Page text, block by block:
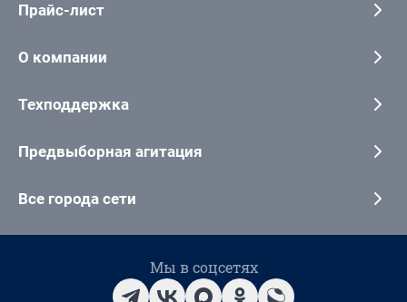
Прайс-лист
О компании
Техподдержка
Предвыборная агитация
Все города сети
Мы в соцсетях